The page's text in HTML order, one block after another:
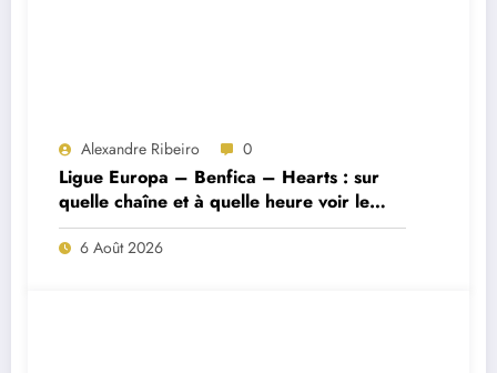
Alexandre Ribeiro 0
Ligue Europa – Benfica – Hearts : sur
quelle chaîne et à quelle heure voir le
match ?
6 Août 2026